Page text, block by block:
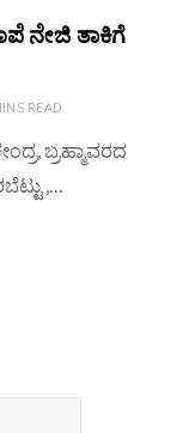
ನೇಜಿ ತಾಕಿಗೆ
READ
ಬ್ರಹ್ಮಾವರದ
,…